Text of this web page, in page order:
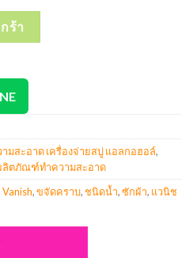
ผลิตภัณฑ์ขจัดคราบ ชนิดน้ำ แวนิช
ร้า
สะอาด เครื่องจ่ายสบู่ แอลกอฮอล์,
ลิตภัณฑ์ทำความสะอาด
Vanish,ขจัดคราบ,ชนิดน้ำ,ซักผ้า, แวนิช